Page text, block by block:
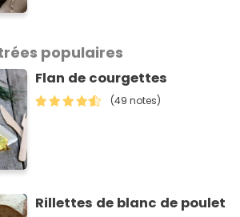
populaires
Flan de courgettes
(49 notes)
Rillettes de blanc de poulet